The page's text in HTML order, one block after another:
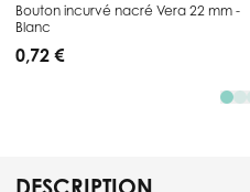
Bouton incurvé nacré Vera 22 mm -
Blanc
0,72 €